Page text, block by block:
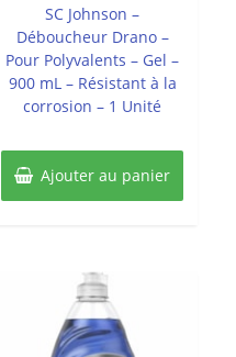
SC Johnson –
Déboucheur Drano –
Pour Polyvalents – Gel –
900 mL – Résistant à la
corrosion – 1 Unité
Ajouter au panier